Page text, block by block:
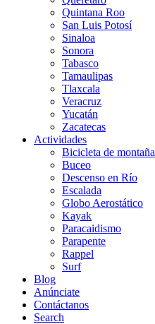
Quintana Roo
San Luis Potosí
Sinaloa
Sonora
Tabasco
Tamaulipas
Tlaxcala
Veracruz
Yucatán
Zacatecas
Actividades
Bicicleta de montaña
Buceo
Descenso en Río
Escalada
Globo Aerostático
Kayak
Paracaidismo
Parapente
Rappel
Surf
Blog
Anúnciate
Contáctanos
Search